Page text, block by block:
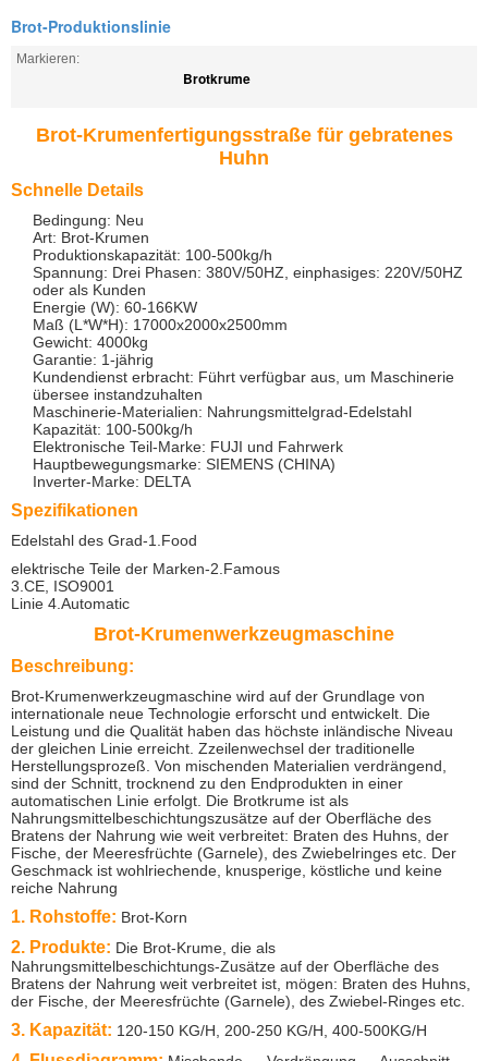
Brot-Produktionslinie
Markieren:
Brotkrume
Brot-Krumenfertigungsstraße für gebratenes
Huhn
Schnelle Details
Bedingung: Neu
Art: Brot-Krumen
Produktionskapazität: 100-500kg/h
Spannung: Drei Phasen: 380V/50HZ, einphasiges: 220V/50HZ
oder als Kunden
Energie (W): 60-166KW
Maß (L*W*H): 17000x2000x2500mm
Gewicht: 4000kg
Garantie: 1-jährig
Kundendienst erbracht: Führt verfügbar aus, um Maschinerie
übersee instandzuhalten
Maschinerie-Materialien: Nahrungsmittelgrad-Edelstahl
Kapazität: 100-500kg/h
Elektronische Teil-Marke: FUJI und Fahrwerk
Hauptbewegungsmarke: SIEMENS (CHINA)
Inverter-Marke: DELTA
Spezifikationen
Edelstahl des Grad-1.Food
elektrische Teile der Marken-2.Famous
3.CE, ISO9001
Linie 4.Automatic
Brot-Krumenwerkzeugmaschine
Beschreibung:
Brot-Krumenwerkzeugmaschine wird auf der Grundlage von
internationale neue Technologie erforscht und entwickelt. Die
Leistung und die Qualität haben das höchste inländische Niveau
der gleichen Linie erreicht. Zzeilenwechsel der traditionelle
Herstellungsprozeß. Von mischenden Materialien verdrängend,
sind der Schnitt, trocknend zu den Endprodukten in einer
automatischen Linie erfolgt. Die Brotkrume ist als
Nahrungsmittelbeschichtungszusätze auf der Oberfläche des
Bratens der Nahrung wie weit verbreitet: Braten des Huhns, der
Fische, der Meeresfrüchte (Garnele), des Zwiebelringes etc. Der
Geschmack ist wohlriechende, knusperige, köstliche und keine
reiche Nahrung
1. Rohstoffe: Brot-Korn
2. Produkte: Die Brot-Krume, die als
Nahrungsmittelbeschichtungs-Zusätze auf der Oberfläche des
Bratens der Nahrung weit verbreitet ist, mögen: Braten des Huhns,
der Fische, der Meeresfrüchte (Garnele), des Zwiebel-Ringes etc.
3. Kapazität: 120-150 KG/H, 200-250 KG/H, 400-500KG/H